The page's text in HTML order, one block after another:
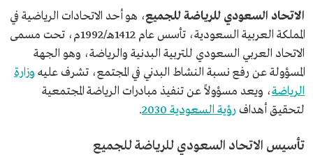
الاتحاد السعودي للرياضة للجميع، هو أحد الاتحادات الرياضية في
المملكة العربية السعودية، تأسس عام 1412هـ/1992م، تحت مسمى
الاتحاد العربي السعودي للتربية البدنية والرياضة، وهو الجهة
المسؤولة عن رفع نسبة النشاط البدني في المجتمع، تشرف عليه وزارة
الرياضة، ويعد مسؤولاً عن تنفيذ مبادرات الرياضة المجتمعية
لتحقيق أهداف رؤية السعودية 2030 .
تأسيس الاتحاد السعودي للرياضة للجميع